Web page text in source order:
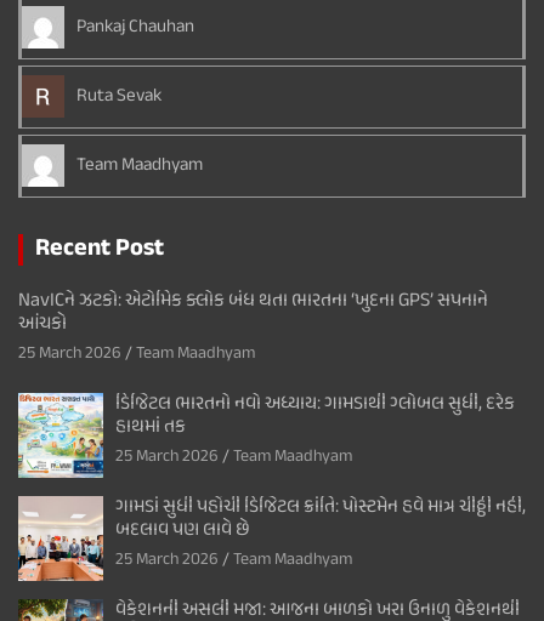
Pankaj Chauhan
Ruta Sevak
Team Maadhyam
Recent Post
NavICને ઝટકો: એટોમિક ક્લોક બંધ થતા ભારતના ‘ખુદના GPS’ સપનાને
આંચકો
25 March 2026 Team Maadhyam
ડિજિટલ ભારતનો નવો અધ્યાય: ગામડાથી ગ્લોબલ સુધી, દરેક
હાથમાં તક
25 March 2026 Team Maadhyam
ગામડાં સુધી પહોંચી ડિજિટલ ક્રાંતિ: પોસ્ટમેન હવે માત્ર ચીઠ્ઠી નહીં,
બદલાવ પણ લાવે છે
25 March 2026 Team Maadhyam
વેકેશનની અસલી મજા: આજના બાળકો ખરા ઉનાળુ વેકેશનથી